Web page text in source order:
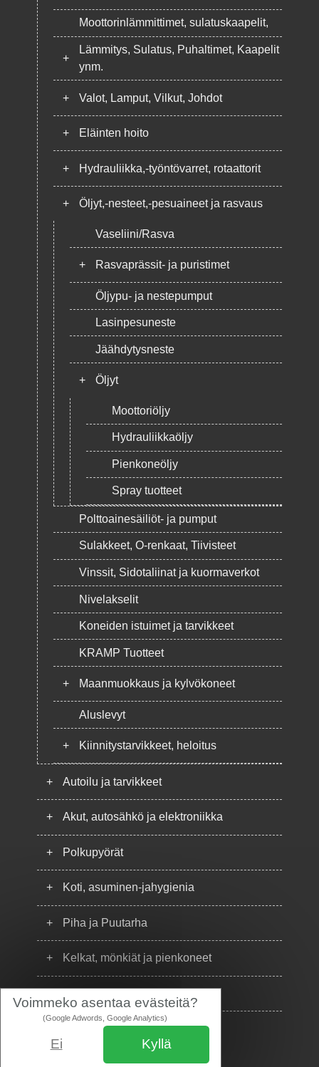
Voimmeko asentaa evästeitä?
(Google Adwords, Google Analytics)
Ei Kyllä
Moottorinlämmittimet, sulatuskaapelit,
+
Lämmitys, Sulatus, Puhaltimet, Kaapelit
ynm.
+ Valot, Lamput, Vilkut, Johdot
+ Eläinten hoito
+ Hydrauliikka,-työntövarret, rotaattorit
+ Öljyt,-nesteet,-pesuaineet ja rasvaus
Vaseliini/Rasva
+ Rasvaprässit- ja puristimet
Öljypu- ja nestepumput
Lasinpesuneste
Jäähdytysneste
+ Öljyt
Moottoriöljy
Hydrauliikkaöljy
Pienkoneöljy
Spray tuotteet
Polttoainesäiliöt- ja pumput
Sulakkeet, O-renkaat, Tiivisteet
Vinssit, Sidotaliinat ja kuormaverkot
Nivelakselit
Koneiden istuimet ja tarvikkeet
KRAMP Tuotteet
+ Maanmuokkaus ja kylvökoneet
Aluslevyt
+ Kiinnitystarvikkeet, heloitus
+ Autoilu ja tarvikkeet
+ Akut, autosähkö ja elektroniikka
+ Polkupyörät
+ Koti, asuminen-jahygienia
+ Piha ja Puutarha
+ Kelkat, mönkiät ja pienkoneet